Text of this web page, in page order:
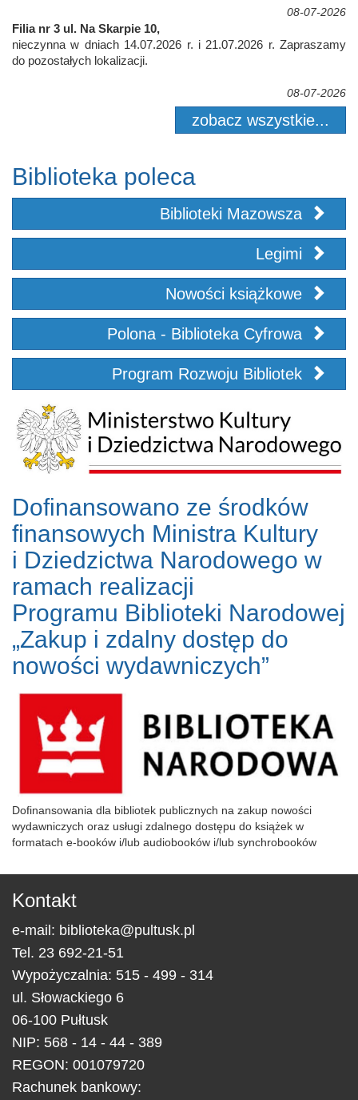
08-07-2026
Filia nr 3 ul. Na Skarpie 10,
nieczynna w dniach 14.07.2026 r. i 21.07.2026 r. Zapraszamy
do pozostałych lokalizacji.
08-07-2026
zobacz wszystkie...
Biblioteka poleca
Biblioteki Mazowsza
Legimi
Nowości książkowe
Polona - Biblioteka Cyfrowa
Program Rozwoju Bibliotek
Dofinansowano ze środków
finansowych Ministra Kultury
i Dziedzictwa Narodowego w
ramach realizacji
Programu Biblioteki Narodowej
„Zakup i zdalny dostęp do
nowości wydawniczych”
Dofinansowania dla bibliotek publicznych na zakup nowości
wydawniczych oraz usługi zdalnego dostępu do książek w
formatach e-booków i/lub audiobooków i/lub synchrobooków
Kontakt
e-mail: biblioteka@pultusk.pl
Tel. 23 692-21-51
Wypożyczalnia: 515 - 499 - 314
ul. Słowackiego 6
06-100 Pułtusk
NIP: 568 - 14 - 44 - 389
REGON: 001079720
Rachunek bankowy: